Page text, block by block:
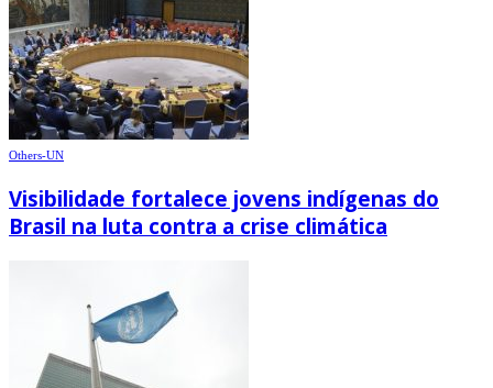
Others-UN
Visibilidade fortalece jovens indígenas do
Brasil na luta contra a crise climática